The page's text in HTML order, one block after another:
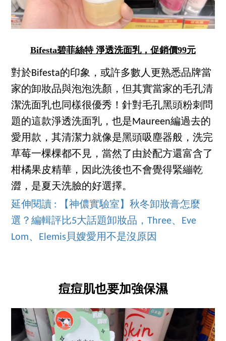
Bifesta碧菲絲特 淨透洗面乳，促銷價99元
對於Bifesta的印象，或許多數人更熟悉品牌當
家的卸妝品與泡泡洗顏，但其實當家的毛孔清
潔洗面乳也同樣很優秀！針對毛孔黑頭粉刺問
題的這款淨透洗面乳，也是Maureen編過去的
愛用款，其清潔力就像是黑頭吸塵器般，洗完
草莓一棵棵都不見，當然了由於配方還富含了
柑橘果皮精華，因此洗後也不會覺得緊繃乾
澀，是夏天洗臉的好選擇。
延伸閱讀 : 【神儂實驗室】秋冬卸妝膏怎麼
選？編輯評比5大話題卸妝品，Three、Eve
Lom、Elemis貝嫂愛用不是沒原因
痘痘肌也要加強保濕